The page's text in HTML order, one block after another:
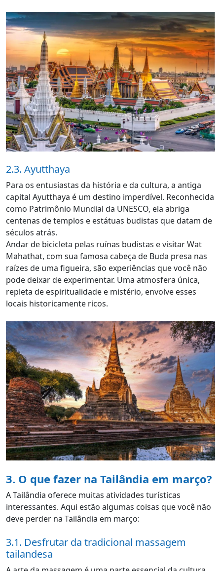
2.3. Ayutthaya
Para os entusiastas da história e da cultura, a antiga
capital Ayutthaya é um destino imperdível. Reconhecida
como Patrimônio Mundial da UNESCO, ela abriga
centenas de templos e estátuas budistas que datam de
séculos atrás.
Andar de bicicleta pelas ruínas budistas e visitar Wat
Mahathat, com sua famosa cabeça de Buda presa nas
raízes de uma figueira, são experiências que você não
pode deixar de experimentar. Uma atmosfera única,
repleta de espiritualidade e mistério, envolve esses
locais historicamente ricos.
3. O que fazer na Tailândia em março?
A Tailândia oferece muitas atividades turísticas
interessantes. Aqui estão algumas coisas que você não
deve perder na Tailândia em março:
3.1. Desfrutar da tradicional massagem
tailandesa